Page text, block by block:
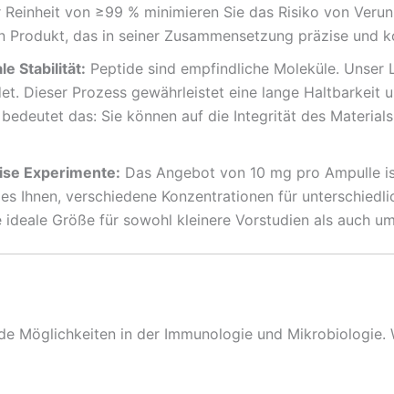
von ≥99 % minimieren Sie das Risiko von
Produkt, das in seiner Zusammensetzung präzise und
Stabilität: Peptide sind empfindliche Moleküle.
Dieser Prozess gewährleistet eine lange
das: Sie können auf die Integrität des
Experimente: Das Angebot von 10 mg pro Ampulle
Ihnen, verschiedene Konzentrationen für
Größe für sowohl kleinere Vorstudien als auch
Möglichkeiten in der Immunologie und Mikrobiologie.